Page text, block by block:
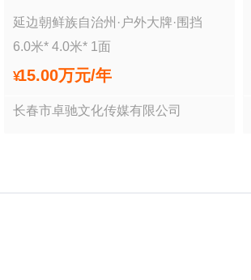
延边朝鲜族自治州 · 户外大牌· 围挡
6.0米* 4.0米* 1 面
¥15.00万元/年
长春市卓驰文化传媒有限公司